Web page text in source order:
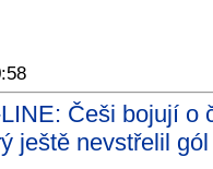
Češi bojují o
ještě nevstřelil